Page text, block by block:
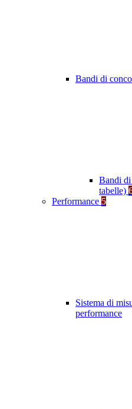
Bandi di
Bandi di
tabelle)
Performance 5
Sistema di
performance